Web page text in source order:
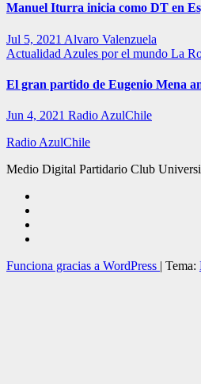
Manuel Iturra inicia como DT en
Jul 5, 2021 Alvaro Valenzuela
Actualidad Azules por el mundo La
El gran partido de Eugenio Mena
Jun 4, 2021 Radio AzulChile
Radio AzulChile
Medio Digital Partidario Club
Funciona gracias a WordPress | Tema: